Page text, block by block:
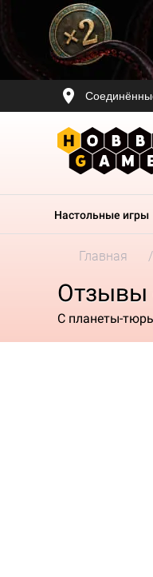
Настольные игры
Главная
Отзывы
С планеты-